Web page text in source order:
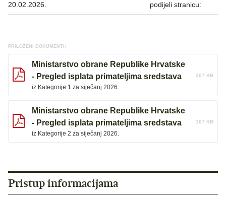
20.02.2026. podijeli stranicu:
PRILOŽENI DOKUMENTI:
Ministarstvo obrane Republike Hrvatske
- Pregled isplata primateljima sredstava
iz Kategorije 1 za siječanj 2026.
207 KB
Ministarstvo obrane Republike Hrvatske
- Pregled isplata primateljima sredstava
iz Kategorije 2 za siječanj 2026.
107 KB
Pristup informacijama